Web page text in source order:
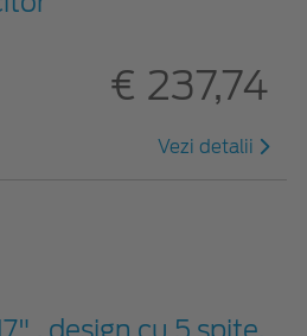
€ 237,74
Vezi detalii
, design cu 5 spiţe,